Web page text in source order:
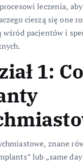
leczenia,
cieszą się one
wśród pacjentów i
1:
znane
lub „same